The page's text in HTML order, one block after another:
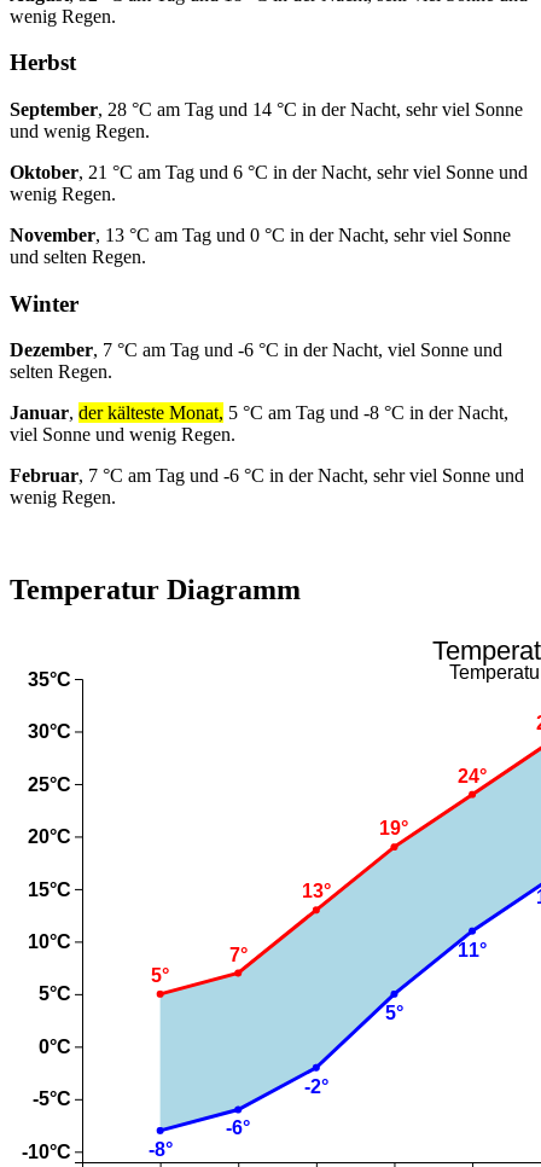
wenig Regen.
Herbst
September, 28 °C am Tag und 14 °C in der Nacht, sehr viel Sonne
und wenig Regen.
Oktober, 21 °C am Tag und 6 °C in der Nacht, sehr viel Sonne und
wenig Regen.
November, 13 °C am Tag und 0 °C in der Nacht, sehr viel Sonne
und selten Regen.
Winter
Dezember, 7 °C am Tag und -6 °C in der Nacht, viel Sonne und
selten Regen.
Januar, der kälteste Monat, 5 °C am Tag und -8 °C in der Nacht,
viel Sonne und wenig Regen.
Februar, 7 °C am Tag und -6 °C in der Nacht, sehr viel Sonne und
wenig Regen.
Temperatur Diagramm